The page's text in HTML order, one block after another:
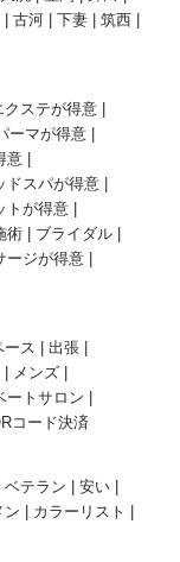
古河 下妻
筑西
クステが得意
ーマが得意
意
ドスパが得意
トが得意
術
ブライダル
ージが得意
ス
出張
メンズ
ートサロン
コード決済
ベテラン
安い
ン
カラーリスト